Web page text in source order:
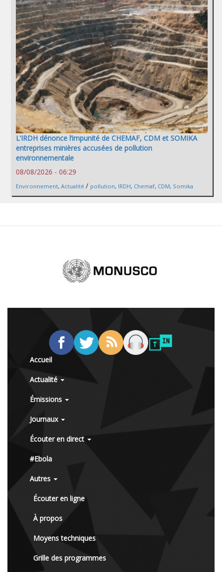
L’IRDH dénonce l’impunité de CHEMAF, CDM et SOMIKA
entreprises minières accusées de pollution
environnementale
08/08/2026 - 06:29
Environnement, Actualité / pollution, IRDH, Chemaf, CDM, Somika
Accueil
Actualité
Émissions
Journaux
Écouter en direct
#Ebola
Autres
Écouter en ligne
À propos
Moyens techniques
Grille des programmes